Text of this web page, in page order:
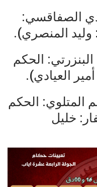
الصفاقسي:
وليد المنصري).
الحكم
العيادي).
المتلوي: الحكم
خليل